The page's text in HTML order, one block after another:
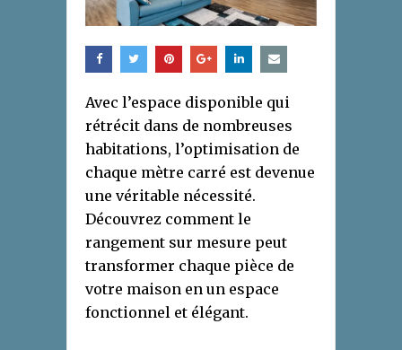
Avec l’espace disponible qui
rétrécit dans de nombreuses
habitations, l’optimisation de
chaque mètre carré est devenue
une véritable nécessité.
Découvrez comment le
rangement sur mesure peut
transformer chaque pièce de
votre maison en un espace
fonctionnel et élégant.